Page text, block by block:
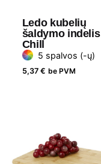
Ledo kubelių
šaldymo indelis
Chill
5 spalvos (-ų)
5,37 € be PVM